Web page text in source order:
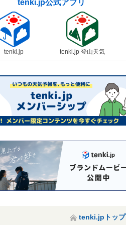
tenki.jp公式アプリ
tenki.jp tenki.jp 登山天気
tenki.jpトップ